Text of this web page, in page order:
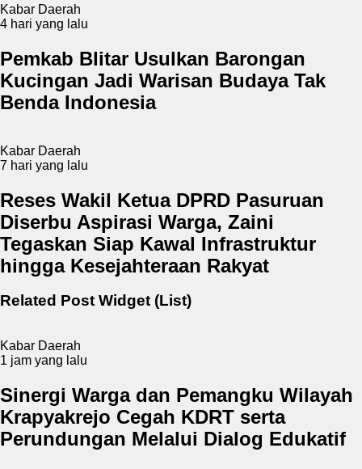
Kabar Daerah
4 hari yang lalu
Pemkab Blitar Usulkan Barongan
Kucingan Jadi Warisan Budaya Tak
Benda Indonesia
Kabar Daerah
7 hari yang lalu
Reses Wakil Ketua DPRD Pasuruan
Diserbu Aspirasi Warga, Zaini
Tegaskan Siap Kawal Infrastruktur
hingga Kesejahteraan Rakyat
Related Post Widget (List)
Kabar Daerah
1 jam yang lalu
Sinergi Warga dan Pemangku Wilayah
Krapyakrejo Cegah KDRT serta
Perundungan Melalui Dialog Edukatif